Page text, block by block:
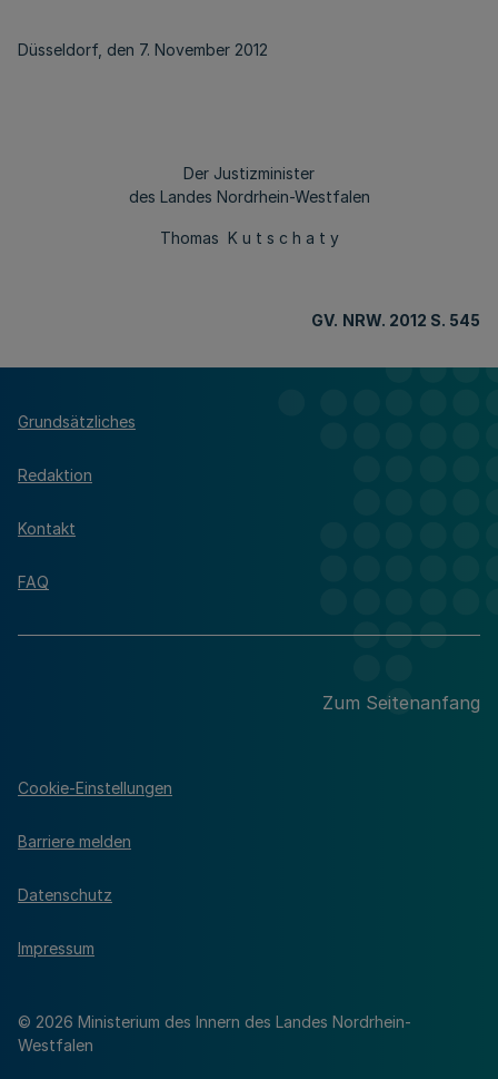
Düsseldorf, den 7. November 2012
Der Justizminister
des Landes Nordrhein-Westfalen
Thomas K u t s c h a t y
GV. NRW. 2012 S. 545
Grundsätzliches
Redaktion
Kontakt
FAQ
Zum Seitenanfang
© 2026 Ministerium des Innern des Landes Nordrhein-
Westfalen
Cookie-Einstellungen
Barriere melden
Datenschutz
Impressum